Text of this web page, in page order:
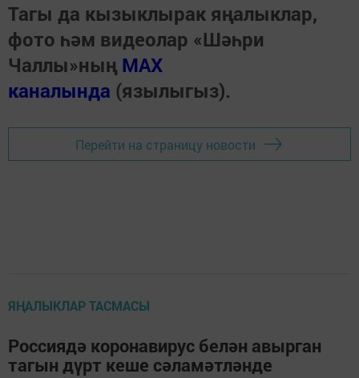
Тагы да кызыклырак яңалыклар,
фото һәм видеолар «Шәһри
Чаллы»ның MAX
каналында (язылыгыз).
Перейти на страницу новости
ЯҢАЛЫКЛАР ТАСМАСЫ
Россиядә коронавирус белән авырган
тагын дүрт кеше сәламәтләнде